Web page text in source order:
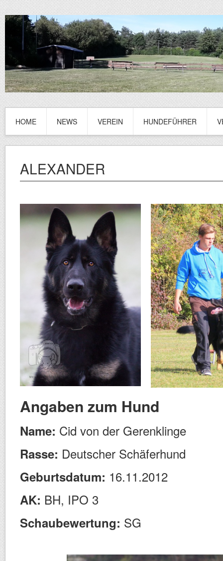
HOME NEWS VEREIN HUNDEFÜHRER
ALEXANDER
Angaben zum Hund
Name: Cid von der Gerenklinge
Rasse: Deutscher Schäferhund
Geburtsdatum: 16.11.2012
AK: BH, IPO 3
Schaubewertung: SG